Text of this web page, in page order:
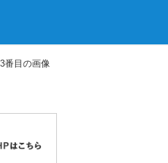
番目の画像